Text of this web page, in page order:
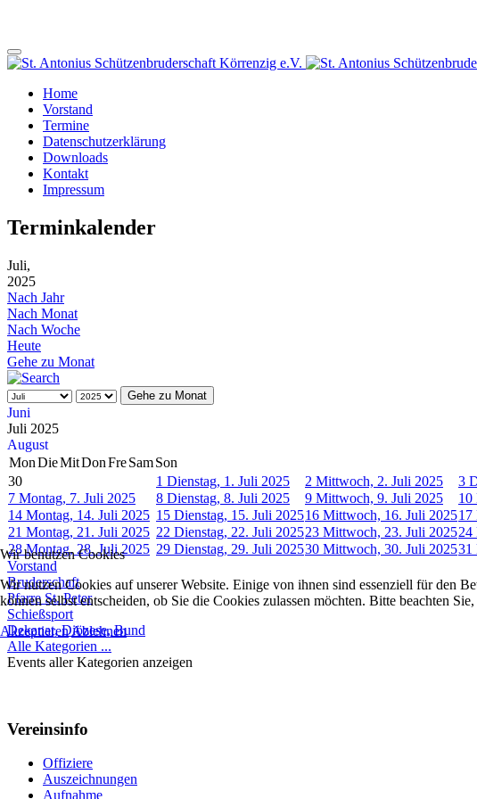
Home
Vorstand
Termine
Datenschutzerklärung
Downloads
Kontakt
Impressum
Terminkalender
Juli,
2025
Nach Jahr
Nach Monat
Nach Woche
Heute
Gehe zu Monat
Gehe zu Monat
Juni
Juli 2025
August
MonDieMitDonFreSamSon
30
1 Dienstag, 1. Juli 2025 2 Mittwoch, 2. Juli 2025 3
7 Montag, 7. Juli 2025 8 Dienstag, 8. Juli 2025 9 Mittwoch, 9. Juli 2025 10
14 Montag, 14. Juli 2025 15 Dienstag, 15. Juli 202516 Mittwoch, 16. Juli 202517
21 Montag, 21. Juli 2025 22 Dienstag, 22. Juli 202523 Mittwoch, 23. Juli 202524
28 Montag, 28. Juli 2025 29 Dienstag, 29. Juli 202530 Mittwoch, 30. Juli 202531
Vorstand
Bruderschaft
Pfarre St. Peter
Schießsport
Dekanat, Diözese, Bund
Alle Kategorien ...
Events aller Kategorien anzeigen
Vereinsinfo
Offiziere
Auszeichnungen
Aufnahme
Wir benutzen Cookies
Wir nutzen Cookies auf unserer Website. Einige von ihnen sind essenziell für den
können selbst entscheiden, ob Sie die Cookies zulassen möchten. Bitte beachten
Akzeptieren Ablehnen